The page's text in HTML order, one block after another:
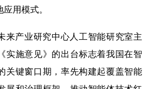
用模式。
产业研究中心人工智能研究室主
实施意见》的出台标志着我国在智
关键窗口期，率先构建起覆盖智能